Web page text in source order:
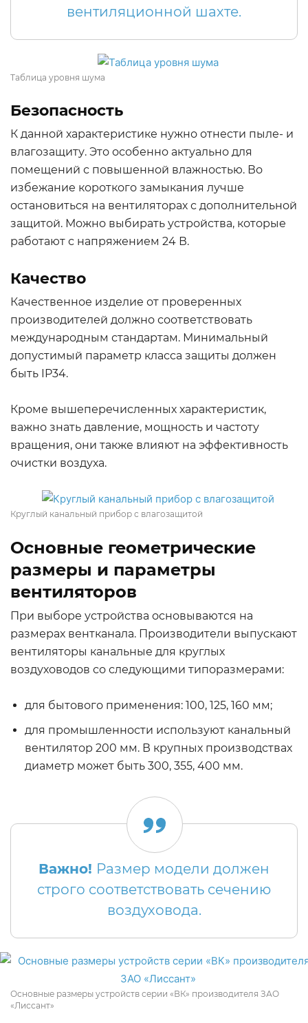
вентиляционной шахте.
Таблица уровня шума
Безопасность
К данной характеристике нужно отнести пыле- и
влагозащиту. Это особенно актуально для
помещений с повышенной влажностью. Во
избежание короткого замыкания лучше
остановиться на вентиляторах с дополнительной
защитой. Можно выбирать устройства, которые
работают с напряжением 24 В.
Качество
Качественное изделие от проверенных
производителей должно соответствовать
международным стандартам. Минимальный
допустимый параметр класса защиты должен
быть IP34.
Кроме вышеперечисленных характеристик,
важно знать давление, мощность и частоту
вращения, они также влияют на эффективность
очистки воздуха.
Круглый канальный прибор с влагозащитой
Основные геометрические
размеры и параметры
вентиляторов
При выборе устройства основываются на
размерах вентканала. Производители выпускают
вентиляторы канальные для круглых
воздуховодов со следующими типоразмерами:
для бытового применения: 100, 125, 160 мм;
для промышленности используют канальный
вентилятор 200 мм. В крупных производствах
диаметр может быть 300, 355, 400 мм.
Важно! Размер модели должен
строго соответствовать сечению
воздуховода.
Основные размеры устройств серии «ВК» производителя ЗАО
«Лиссант»